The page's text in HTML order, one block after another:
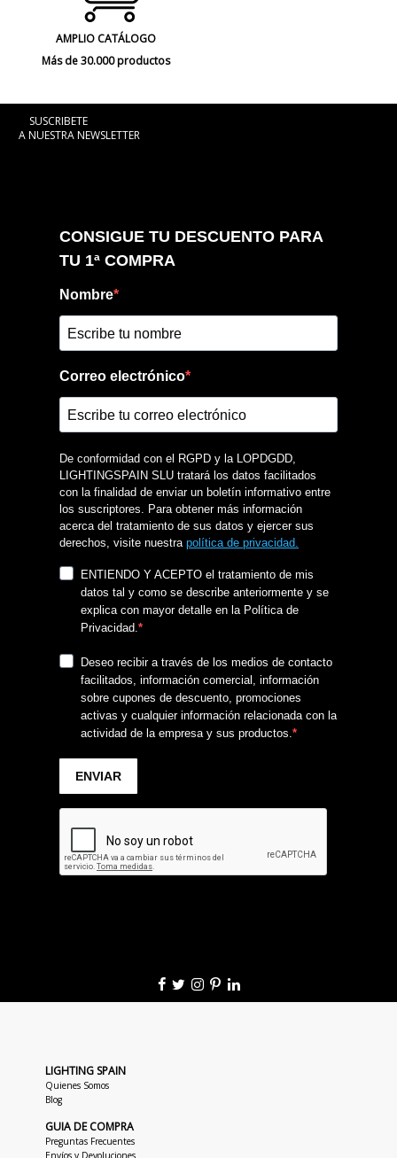
AMPLIO CATÁLOGO
Más de 30.000 productos
SUSCRIBETE
A NUESTRA NEWSLETTER
LIGHTING SPAIN
Quienes Somos
Blog
GUIA DE COMPRA
Preguntas Frecuentes
Envíos y Devoluciones